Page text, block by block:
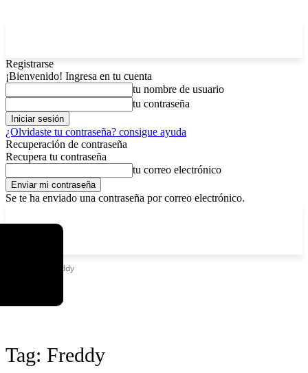
Registrarse
¡Bienvenido! Ingresa en tu cuenta
tu nombre de usuario
tu contraseña
¿Olvidaste tu contraseña? consigue ayuda
Recuperación de contraseña
Recupera tu contraseña
tu correo electrónico
Se te ha enviado una contraseña por correo electrónico.
Freddy
Tag: Freddy